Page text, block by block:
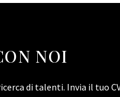
NOI
di talenti. Invia il tuo